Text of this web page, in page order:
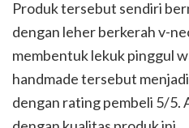
Produk tersebut sendiri
dengan leher berkerah v-
membentuk lekuk pinggul
handmade tersebut
dengan rating pembeli 5/5.